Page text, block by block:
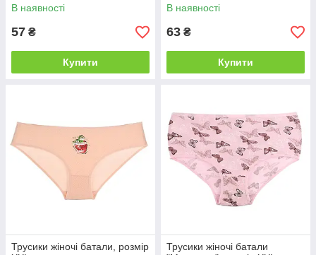
В наявності
57 ₴
Купити
В наявності
63 ₴
Купити
Трусики жіночі батали, розмір
Трусики жіночі батали